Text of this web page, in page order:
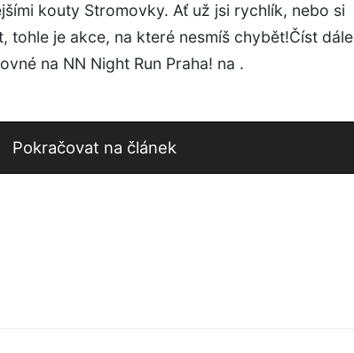
kouty Stromovky. Ať už jsi rychlík, nebo si
tohle je akce, na které nesmíš chybět!Číst dále
na NN Night Run Praha! na .
Pokračovat na článek